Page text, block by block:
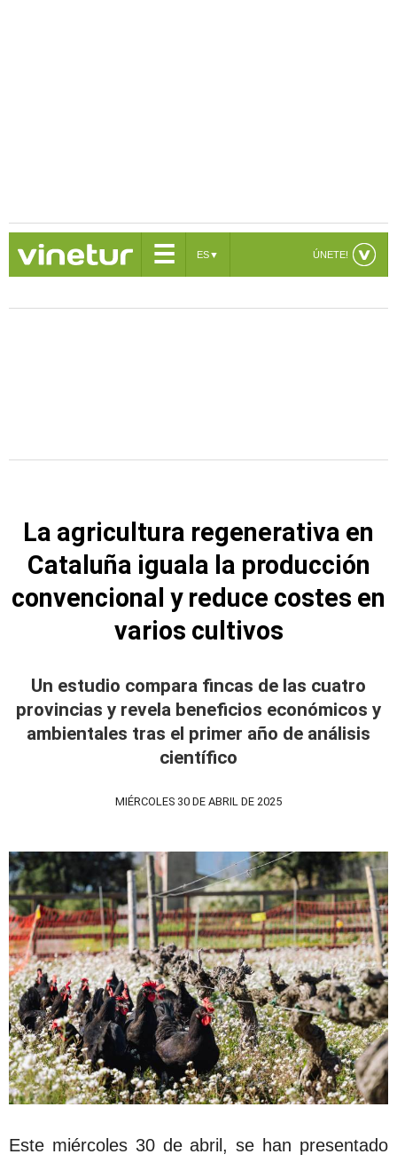
☰ ÚNETE!
ES▼
La agricultura regenerativa en
Cataluña iguala la producción
convencional y reduce costes en
varios cultivos
Un estudio compara fincas de las cuatro
provincias y revela beneficios económicos y
ambientales tras el primer año de análisis
científico
MIÉRCOLES 30 DE ABRIL DE 2025
Este miércoles 30 de abril, se han presentado